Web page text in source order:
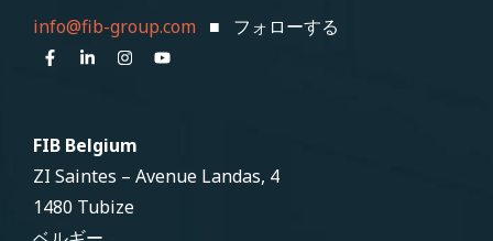
info@fib-group.com ■ フォローする
FIB Belgium
ZI Saintes – Avenue Landas, 4
1480 Tubize